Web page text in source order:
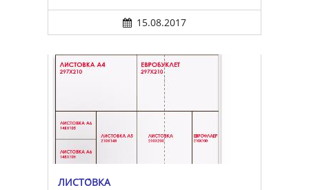
15.08.2017
ЛИСТО́ВКА